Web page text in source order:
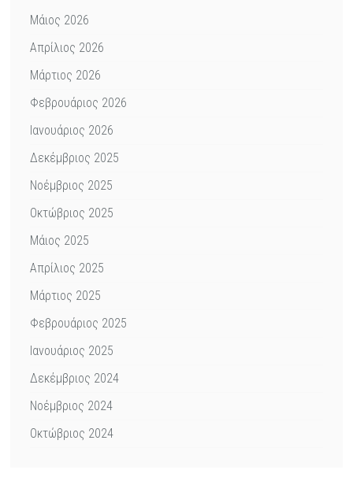
Μάιος 2026
Απρίλιος 2026
Μάρτιος 2026
Φεβρουάριος 2026
Ιανουάριος 2026
Δεκέμβριος 2025
Νοέμβριος 2025
Οκτώβριος 2025
Μάιος 2025
Απρίλιος 2025
Μάρτιος 2025
Φεβρουάριος 2025
Ιανουάριος 2025
Δεκέμβριος 2024
Νοέμβριος 2024
Οκτώβριος 2024